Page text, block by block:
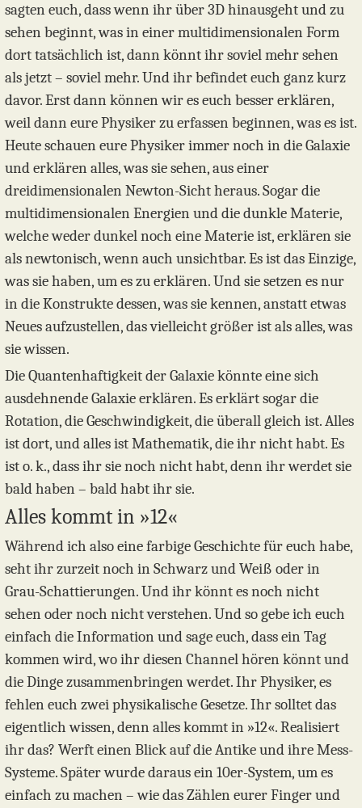
sagten euch, dass wenn ihr über 3D hinausgeht und zu
sehen beginnt, was in einer multidimensionalen Form
dort tatsächlich ist, dann könnt ihr soviel mehr sehen
als jetzt – soviel mehr. Und ihr befindet euch ganz kurz
davor. Erst dann können wir es euch besser erklären,
weil dann eure Physiker zu erfassen beginnen, was es ist.
Heute schauen eure Physiker immer noch in die Galaxie
und erklären alles, was sie sehen, aus einer
dreidimensionalen Newton-Sicht heraus. Sogar die
multidimensionalen Energien und die dunkle Materie,
welche weder dunkel noch eine Materie ist, erklären sie
als newtonisch, wenn auch unsichtbar. Es ist das Einzige,
was sie haben, um es zu erklären. Und sie setzen es nur
in die Konstrukte dessen, was sie kennen, anstatt etwas
Neues aufzustellen, das vielleicht größer ist als alles, was
sie wissen.
Die Quantenhaftigkeit der Galaxie könnte eine sich
ausdehnende Galaxie erklären. Es erklärt sogar die
Rotation, die Geschwindigkeit, die überall gleich ist. Alles
ist dort, und alles ist Mathematik, die ihr nicht habt. Es
ist o. k., dass ihr sie noch nicht habt, denn ihr werdet sie
bald haben – bald habt ihr sie.
Alles kommt in »12«
Während ich also eine farbige Geschichte für euch habe,
seht ihr zurzeit noch in Schwarz und Weiß oder in
Grau-Schattierungen. Und ihr könnt es noch nicht
sehen oder noch nicht verstehen. Und so gebe ich euch
einfach die Information und sage euch, dass ein Tag
kommen wird, wo ihr diesen Channel hören könnt und
die Dinge zusammenbringen werdet. Ihr Physiker, es
fehlen euch zwei physikalische Gesetze. Ihr solltet das
eigentlich wissen, denn alles kommt in »12«. Realisiert
ihr das? Werft einen Blick auf die Antike und ihre Mess-
Systeme. Später wurde daraus ein 10er-System, um es
einfach zu machen­ – wie das Zählen eurer Finger und